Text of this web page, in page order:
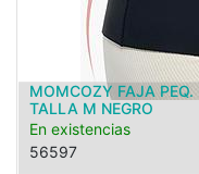
MOMCOZY FAJA PEQ.
TALLA M NEGRO
En existencias
56597